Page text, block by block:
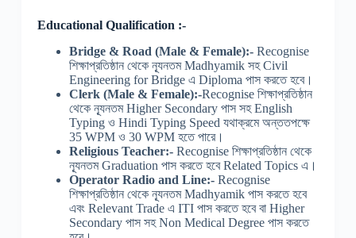
Educational Qualification :-
Bridge & Road (Male & Female):- Recognise
শিক্ষাপ্রতিষ্ঠান থেকে ন্যূনতম Madhyamik সহ Civil
Engineering for Bridge এ Diploma পাস করতে হবে।
Clerk (Male & Female):-Recognise শিক্ষাপ্রতিষ্ঠান
থেকে ন্যূনতম Higher Secondary পাস সহ English
Typing ও Hindi Typing Speed যথাক্রমে অন্ততপক্ষে
35 WPM ও 30 WPM হতে পারে।
Religious Teacher:-Recognise শিক্ষাপ্রতিষ্ঠান থেকে
ন্যূনতম Graduation পাস করতে হবে Related Topics এ।
Operator Radio and Line:-Recognise
শিক্ষাপ্রতিষ্ঠান থেকে ন্যূনতম Madhyamik পাস করতে হবে
এবং Relevant Trade এ ITI পাস করতে হবে বা Higher
Secondary পাস সহ Non Medical Degree পাস করতে